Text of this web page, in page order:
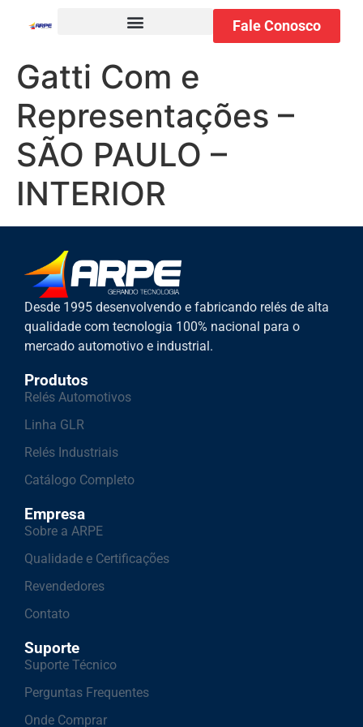
Fale Conosco
Gatti Com e
Representações –
SÃO PAULO –
INTERIOR
Desde 1995 desenvolvendo e fabricando relés de alta
qualidade com tecnologia 100% nacional para o
mercado automotivo e industrial.
Produtos
Relés Automotivos
Linha GLR
Relés Industriais
Catálogo Completo
Empresa
Sobre a ARPE
Qualidade e Certificações
Revendedores
Contato
Suporte
Suporte Técnico
Perguntas Frequentes
Onde Comprar